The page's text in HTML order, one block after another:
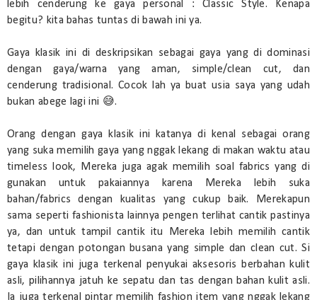
lebih cenderung ke gaya personal : Classic Style. Kenapa
begitu? kita bahas tuntas di bawah ini ya.
Gaya klasik ini di deskripsikan sebagai gaya yang di dominasi
dengan gaya/warna yang aman, simple/clean cut, dan
cenderung tradisional. Cocok lah ya buat usia saya yang udah
bukan abege lagi ini 😅.
Orang dengan gaya klasik ini katanya di kenal sebagai orang
yang suka memilih gaya yang nggak lekang di makan waktu atau
timeless look, Mereka juga agak memilih soal fabrics yang di
gunakan untuk pakaiannya karena Mereka lebih suka
bahan/fabrics dengan kualitas yang cukup baik. Merekapun
sama seperti fashionista lainnya pengen terlihat cantik pastinya
ya, dan untuk tampil cantik itu Mereka lebih memilih cantik
tetapi dengan potongan busana yang simple dan clean cut. Si
gaya klasik ini juga terkenal penyukai aksesoris berbahan kulit
asli, pilihannya jatuh ke sepatu dan tas dengan bahan kulit asli.
Ia juga terkenal pintar memilih fashion item yang nggak lekang